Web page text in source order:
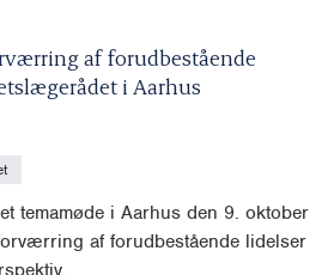
af forudbestående
i Aarhus
temamøde i Aarhus den 9. oktober
af forudbestående lidelser